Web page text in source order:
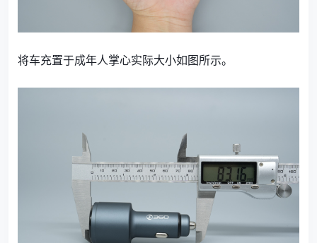
将车充置于成年人掌心实际大小如图所示。